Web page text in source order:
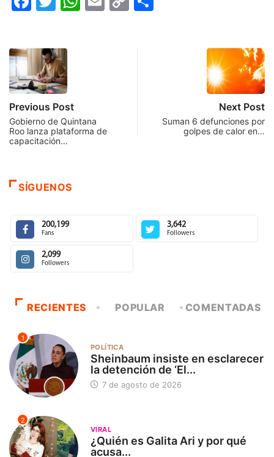
Previous Post
Gobierno de Quintana
Roo lanza plataforma de
capacitación…
Next Post
Suman 6 defunciones por
golpes de calor en…
SÍGUENOS
200,199
Fans
3,642
Followers
2,099
Followers
RECIENTES POPULAR COMENTADAS
1
POLÍTICA
Sheinbaum insiste en esclarecer
la detención de ‘El...
7 de agosto de 2026
2
VIRAL
¿Quién es Galita Ari y por qué
acusa...